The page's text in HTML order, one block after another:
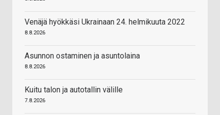
Venäjä hyökkäsi Ukrainaan 24. helmikuuta 2022
8.8.2026
Asunnon ostaminen ja asuntolaina
8.8.2026
Kuitu talon ja autotallin välille
7.8.2026